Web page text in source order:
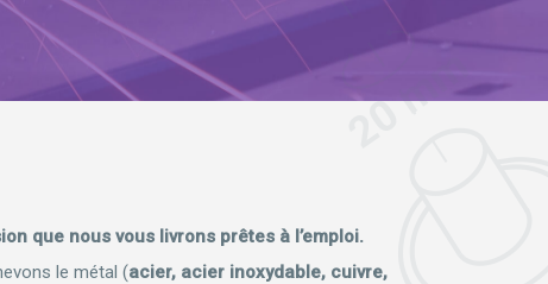
que nous vous livrons prêtes à l’emploi.
le métal (acier, acier inoxydable, cuivre,